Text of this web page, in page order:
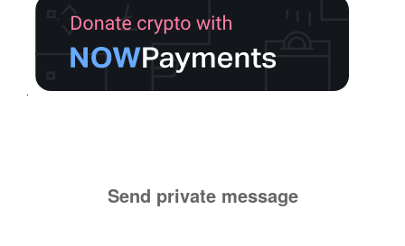
Send private message